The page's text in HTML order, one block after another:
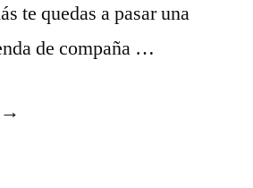
te quedas a pasar una
de compaña …